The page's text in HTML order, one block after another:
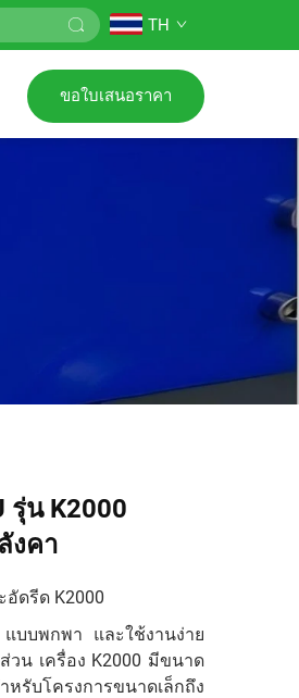
TH
ขอใบเสนอราคา
รุ่น K2000
งคา
ดรีด K2000
บบพกพา และใช้งานง่าย
วน เครื่อง K2000 มีขนาด
รับโครงการขนาดเล็กถึง